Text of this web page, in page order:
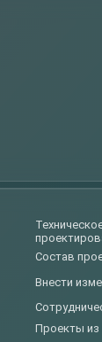
Состав
Внести
Проекты из